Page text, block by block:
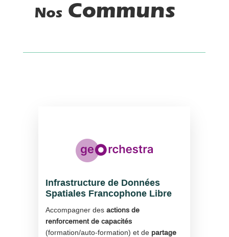
Nos Communs
Infrastructure de Données
Spatiales Francophone Libre
Accompagner desactions de
renforcement de capacités
(formation/auto-formation) et de partage